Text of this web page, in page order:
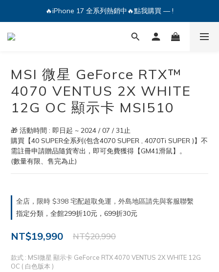
🔥iPhone 17 全系列熱銷中🔥點我購買 — !
🔥iPhone 17 全系列熱銷中🔥點我購買 — !
MSI 微星 GeForce RTX™
4070 VENTUS 2X WHITE
12G OC 顯示卡 MSI510
🎁 活動時間 : 即日起 ~ 2024 / 07 / 31止
購買【40 SUPER全系列(包含4070 SUPER , 4070Ti SUPER )】不
需註冊申請贈品隨貨寄出，即可免費獲得【GM41滑鼠】。
(數量有限、售完為止)
全店，限時 $398 宅配超取免運，外島地區請先與客服聯繫
指定分類，全館299折10元，699折30元
NT$19,990 NT$20,990
款式 : MSI微星 顯示卡 GeForce RTX 4070 VENTUS 2X WHITE 12G
OC ( 白色版本 )